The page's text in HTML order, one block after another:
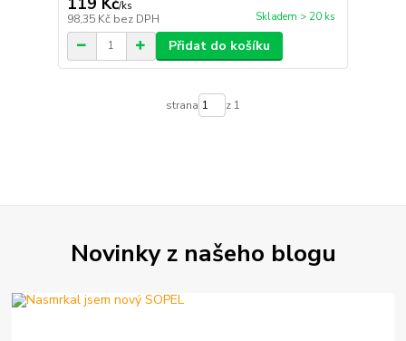
/ks
98,35 Kč bez DPH Skladem > 20 ks
Přidat do košíku
strana z 1
Novinky z našeho blogu